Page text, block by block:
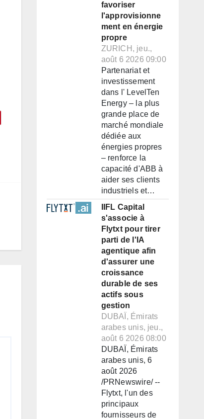
favoriser
l'approvisionne
ment en énergie
propre
ZURICH, jeu.,
août 6 2026 09:00
Partenariat et
investissement
dans l' LevelTen
Energy – la plus
grande place de
marché mondiale
dédiée aux
énergies propres
– renforce la
capacité d'ABB à
aider ses clients
industriels et…
IIFL Capital
s'associe à
Flytxt pour tirer
parti de l'IA
agentique afin
d'assurer une
croissance
durable de ses
actifs sous
gestion
DUBAÏ, Émirats
arabes unis, jeu.,
août 6 2026 08:00
DUBAÏ, Émirats
arabes unis, 6
août 2026
/PRNewswire/ --
Flytxt, l'un des
principaux
fournisseurs de